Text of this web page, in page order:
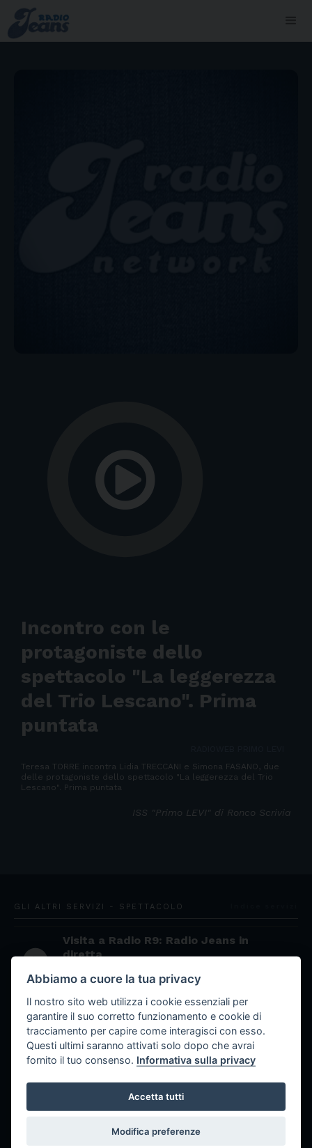
Incontro con le
protagoniste dello
spettacolo "La leggerezza
del Trio Lescano". Prima
puntata
Teresa TORRE incontra Lidia TRECCANI e Simona FASANO, due
delle protagoniste dello spettacolo "La leggerezza del Trio
Lescano". Prima puntata
ISS "Primo LEVI" di Ronco Scrivia
GLI ALTRI SERVIZI - SPETTACOLO
play_circle_filled
Visita a Radio R9: Radio Jeans in
diretta
play_circle_filled
Programma su Giorgio Gaber - Terza
Puntata - La libertà
Radioweb Calvino
play_circle_filled
Festival di San Remo: le opinioni della
Radioweb Vieusseux
Abbiamo a cuore la tua privacy
Il nostro sito web utilizza i cookie essenziali per
garantire il suo corretto funzionamento e cookie di
tracciamento per capire come interagisci con esso.
Questi ultimi saranno attivati solo dopo che avrai
fornito il tuo consenso. Informativa sulla privacy
Accetta tutti
Modifica preferenze